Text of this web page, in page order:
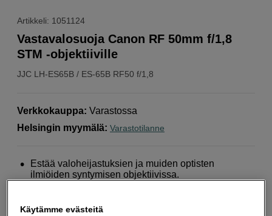
Artikkeli: 1051124
JJC LH-ES65B / ES-65B RF50 f/1,8
Vastavalosuoja Canon RF 50mm f/1,8
STM -objektiiville
Verkkokauppa: Varastossa
Helsingin myymälä: Varastotilanne
Estää valoheijastuksien ja muiden optisten
ilmiöiden syntymisen objektiivissa.
Vähentää riskiä, että hajavalo pääsee objektiiviin.
Käytämme evästeitä